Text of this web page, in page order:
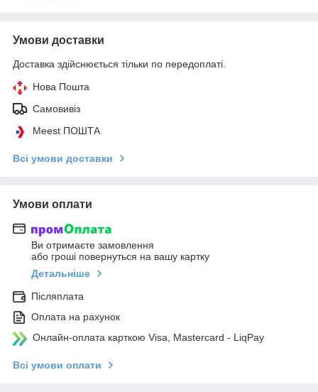
Умови доставки
Доставка здійснюється тільки по передоплаті.
Нова Пошта
Самовивіз
Meest ПОШТА
Всі умови доставки
Умови оплати
Ви отримаєте замовлення
або гроші повернуться на вашу картку
Детальніше
Післяплата
Оплата на рахунок
Онлайн-оплата карткою Visa, Mastercard - LiqPay
Всі умови оплати